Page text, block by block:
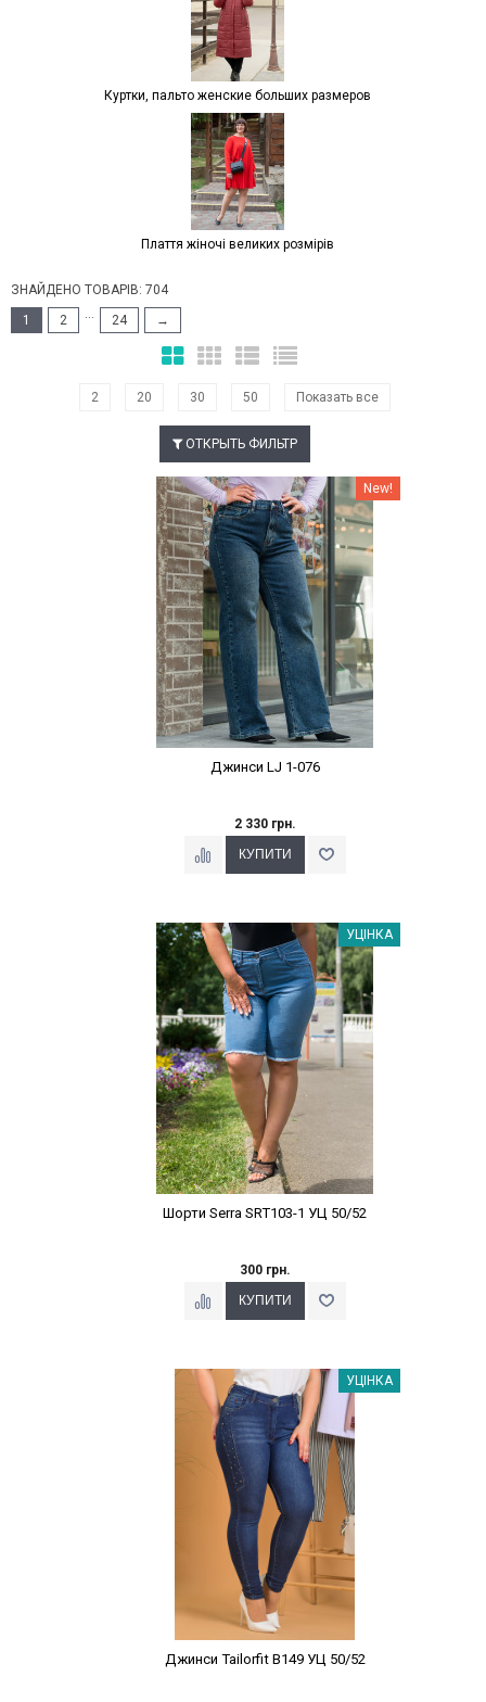
Куртки, пальто женские больших размеров
Плаття жіночі великих розмірів
ЗНАЙДЕНО ТОВАРІВ: 704
1
2 ... 24 →
2 20 30 50 Показать все
ОТКРЫТЬ ФИЛЬТР
Наклейки Варіант з % New!
Джинси LJ 1-076
2 330 грн.
Наклейки Варіант з % УЦІНКА
Шорти Serra SRT103-1 УЦ 50/52
300 грн.
Наклейки Варіант з % УЦІНКА
Джинси Tailorfit B149 УЦ 50/52